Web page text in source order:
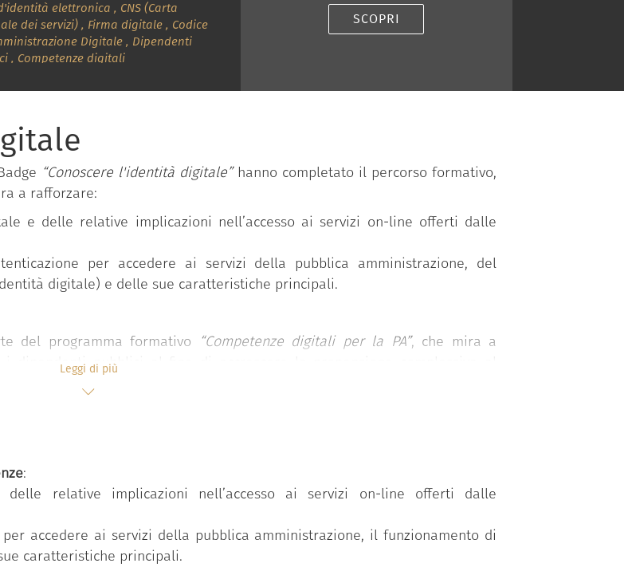
elettronica , CNS (Carta
dei servizi) , Firma digitale , Codice
Digitale , Dipendenti
, Competenze digitali
SCOPRI
“Conoscere l'identità digitale”hanno completato il percorso formativo,
a rafforzare:
e delle relative implicazioni nell’accesso ai servizi on-line offerti dalle
per accedere ai servizi della pubblica amministrazione, del
digitale) e delle sue caratteristiche principali.
del programma formativo “Competenze digitali per la PA”, che mira a
dipendenti pubblici al fine di accrescere la propensione complessiva al
in un numero variabile di conoscenze/abilità raggruppate secondo tre
previste nel programma “Competenze digitali per la PA”.
ha partecipato al percorso formativo personalizzato in funzione della
individuale ed ha superato con successo il test di verifica delle competenze
(avanzato).
Leggi di più
:
relative implicazioni nell’accesso ai servizi on-line offerti dalle
accedere ai servizi della pubblica amministrazione, il funzionamento di
caratteristiche principali.